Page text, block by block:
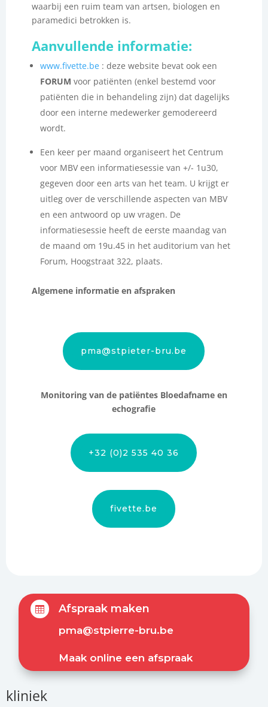
waarbij een ruim team van artsen, biologen en
paramedici betrokken is.
Aanvullende informatie:
www.fivette.be: deze website bevat ook een
FORUM voor patiënten (enkel bestemd voor
patiënten die in behandeling zijn) dat dagelijks
door een interne medewerker gemodereerd
wordt.
Een keer per maand organiseert het Centrum
voor MBV een informatiesessie van +/- 1u30,
gegeven door een arts van het team. U krijgt er
uitleg over de verschillende aspecten van MBV
en een antwoord op uw vragen. De
informatiesessie heeft de eerste maandag van
de maand om 19u.45 in het auditorium van het
Forum, Hoogstraat 322, plaats.
Algemene informatie en afspraken
pma@stpieter-bru.be
Monitoring van de patiëntes Bloedafname en
echografie
+32 (0)2 535 40 36
fivette.be
 Afspraak maken
pma@stpierre-bru.be
Maak online een afspraak
kliniek